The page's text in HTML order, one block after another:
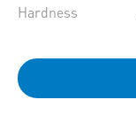
Hardness